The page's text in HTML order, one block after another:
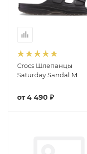
Crocs Шлепанцы
Saturday Sandal M
от4 490 ₽